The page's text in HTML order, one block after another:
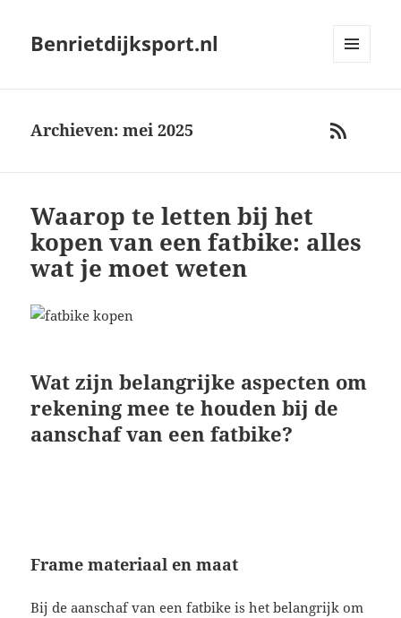
Benrietdijksport.nl
RSS
Archieven: mei 2025
Waarop te letten bij het
kopen van een fatbike: alles
wat je moet weten
Wat zijn belangrijke aspecten om
rekening mee te houden bij de
aanschaf van een fatbike?
Frame materiaal en maat
Bij de aanschaf van een fatbike is het belangrijk om